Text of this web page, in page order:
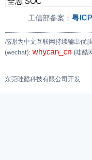
工信部备案： 粤
感谢为中文互联网持续输出优
(wechat): whycan_cn (哇酷
东莞哇酷科技有限公司开发